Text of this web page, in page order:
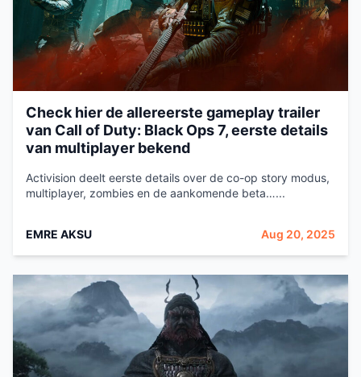
Check hier de allereerste gameplay trailer
van Call of Duty: Black Ops 7, eerste details
van multiplayer bekend
Activision deelt eerste details over de co-op story modus,
multiplayer, zombies en de aankomende beta…...
EMRE AKSU Aug 20, 2025